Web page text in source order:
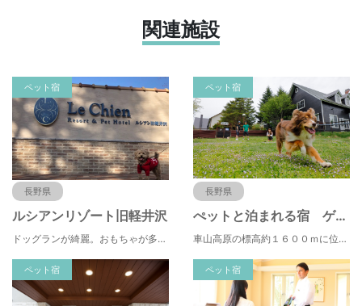
関連施設
ペット宿
長野県
ルシアンリゾート旧軽井沢
ドッグランが綺麗。おもちゃが多くある。有料のドッグランなので、お客さんの質が良い。ドッグラン以外にも楽しめる場所が多い。
ペット宿
長野県
ぺットと泊まれる宿 ゲストハウス ベルン
車山高原の標高約１６００ｍに位置し、大型犬も寛げる広々とした空間造りが自慢のペンションです。
ペット宿 ペット宿